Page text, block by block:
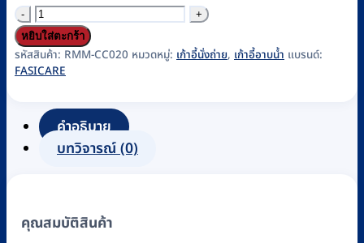
จำนวน
เก้าอี้
นั่ง
ถ่าย
มิ
เนียม
ถ่าย
หยิบใส่ตะกร้า
รหัสสินค้า: RMM-CC020 หมวดหมู่: เก้าอี้นั่งถ่าย, เก้าอี้อาบน้ำ แบรนด์:
FASICARE
คำอธิบาย
บทวิจารณ์ (0)
คุณสมบัติสินค้า